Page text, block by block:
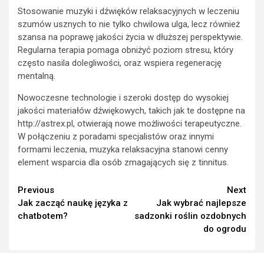
Stosowanie muzyki i dźwięków relaksacyjnych w leczeniu
szumów usznych to nie tylko chwilowa ulga, lecz również
szansa na poprawę jakości życia w dłuższej perspektywie.
Regularna terapia pomaga obniżyć poziom stresu, który
często nasila dolegliwości, oraz wspiera regenerację
mentalną.
Nowoczesne technologie i szeroki dostęp do wysokiej
jakości materiałów dźwiękowych, takich jak te dostępne na
http://astrex.pl, otwierają nowe możliwości terapeutyczne.
W połączeniu z poradami specjalistów oraz innymi
formami leczenia, muzyka relaksacyjna stanowi cenny
element wsparcia dla osób zmagających się z tinnitus.
Continue
Reading
Previous
Jak zacząć naukę języka z
chatbotem?
Next
Jak wybrać najlepsze
sadzonki roślin ozdobnych
do ogrodu